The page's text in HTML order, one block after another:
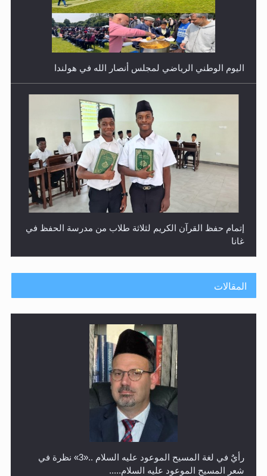
اليوم الوطني الرياضي لمجلس أنصار الله في هولندا
إتمام حفظ القرآن الكريم لثلاثة طلاب من مدرسة الحفظ في
غانا
حفل توزيع الشهادات في الجامعة الأحمدية بنيجيريا لعام
المقالات
رأيٌ في لغة المسيح الموعود عليه السلام ..«3» نظرة في
شعر المسيح الموعود عليه السلام.....